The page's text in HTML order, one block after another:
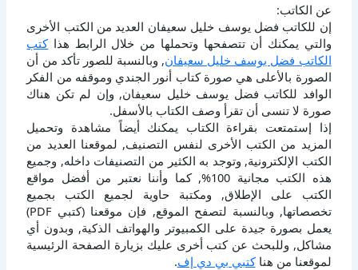
عن الكاتب:
إن للكاتب فضل يوسف خليل سعيفان العديد من الكتب الأخرى
والتي يمكنك أن تتصفحها وتحملها من خلال الرابط هذاكتب
الكاتب فضل يوسف خليل سعيفان, وبالنسبة للصور تأكد من أن
الصورة بالأعلى هي صورة كتاب أنور الجندي وموقفه من الفكر
الوافد للكاتب فضل يوسف خليل سعيفان, وإن لم تكن هناك
صورة لا تنسى أن تقرأ وصف الكتاب بالأسفل.
إذا إستمتعت بقراءة الكتاب يمكنك أيضاً مشاهدة وتحميل
المزيد من الكتب الأخرى لنفس التصنيف, لموقعنا العديد من
الكتب الإلكترونية, وتوجد به الكثير من التصنيفات داخله, وجميع
هذه الكتب مجانية 100%, كما وأننا نعتبر من أفضل مواقع
الكتب على الإطلاق, ومكتبة حاوية لجميع الكتب بجميع
تخصصاتها, وبالنسبة لتصفح الموقع, فإن موقعنا (كتبي PDF)
يعمل بصورة جيدة على الكمبيوتر والهواتف الذكية, وبدون أي
مشاكل, وللبحث عن كتب أخرى عليك بزيارة الصفحة الرئيسية
لموقعنا من هناكتبي بي دي إف.